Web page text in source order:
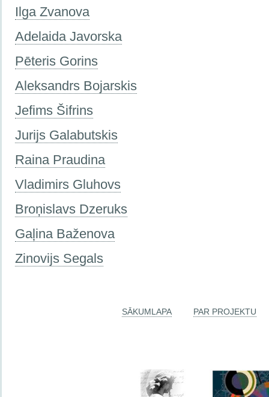
Ilga Zvanova
Adelaida Javorska
Pēteris Gorins
Aleksandrs Bojarskis
Jefims Šifrins
Jurijs Galabutskis
Raina Praudina
Vladimirs Gluhovs
Broņislavs Dzeruks
Gaļina Baženova
Zinovijs Segals
SĀKUMLAPA PAR PROJEKTU